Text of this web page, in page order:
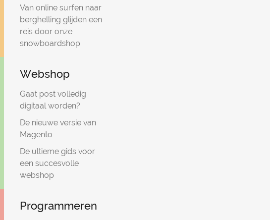
Van online surfen naar
berghelling glijden een
reis door onze
snowboardshop
Webshop
Gaat post volledig
digitaal worden?
De nieuwe versie van
Magento
De ultieme gids voor
een succesvolle
webshop
Programmeren